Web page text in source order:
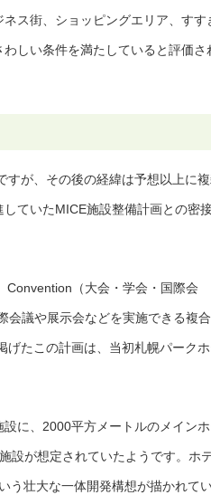
ス街、ショッピングエリア、すす
しい条件を満たしていると評価さ
すが、その後の経緯は予想以上に
ていたMICE施設整備計画との密
Convention（大会・学会・国際会
会議や展示会などを実施できる複合
たこの計画は、当初札幌パーク
に、2000平方メートルのメイン
設が想定されていたようです。ホ
う壮大な一体開発構想が描かれて